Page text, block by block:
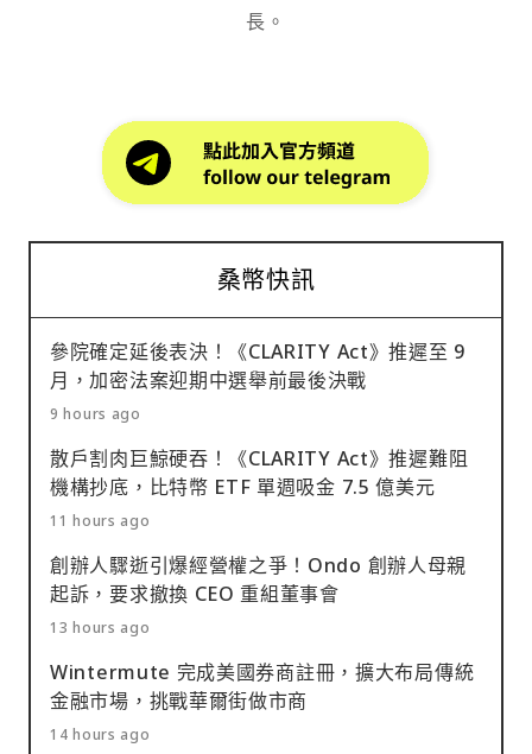
長。
桑幣快訊
參院確定延後表決！《CLARITY Act》推遲至 9
月，加密法案迎期中選舉前最後決戰
9 hours ago
散戶割肉巨鯨硬吞！《CLARITY Act》推遲難阻
機構抄底，比特幣 ETF 單週吸金 7.5 億美元
11 hours ago
創辦人驟逝引爆經營權之爭！Ondo 創辦人母親
起訴，要求撤換 CEO 重組董事會
13 hours ago
Wintermute 完成美國券商註冊，擴大布局傳統
金融市場，挑戰華爾街做市商
14 hours ago